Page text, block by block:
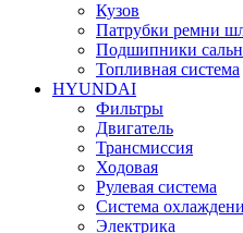
Кузов
Патрубки ремни
Подшипники
Топливная система
HYUNDAI
Фильтры
Двигатель
Трансмиссия
Ходовая
Рулевая система
Система
Электрика